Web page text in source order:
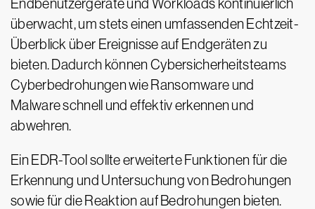
Endbenutzergeräte und Workloads kontinuierlich
überwacht, um stets einen umfassenden Echtzeit-
Überblick über Ereignisse auf Endgeräten zu
bieten. Dadurch können Cybersicherheitsteams
Cyberbedrohungen wie Ransomware und
Malware schnell und effektiv erkennen und
abwehren.
Ein EDR-Tool sollte erweiterte Funktionen für die
Erkennung und Untersuchung von Bedrohungen
sowie für die Reaktion auf Bedrohungen bieten.